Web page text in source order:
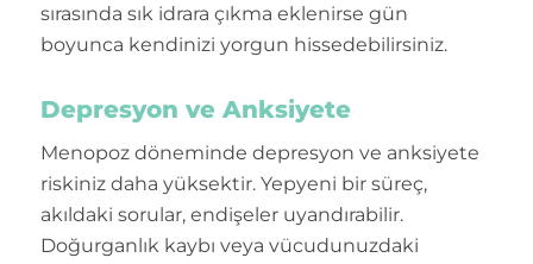
sırasında sık idrara çıkma eklenirse gün
boyunca kendinizi yorgun hissedebilirsiniz.
Depresyon ve Anksiyete
Menopoz döneminde depresyon ve anksiyete
riskiniz daha yüksektir. Yepyeni bir süreç,
akıldaki sorular, endişeler uyandırabilir.
Doğurganlık kaybı veya vücudunuzdaki